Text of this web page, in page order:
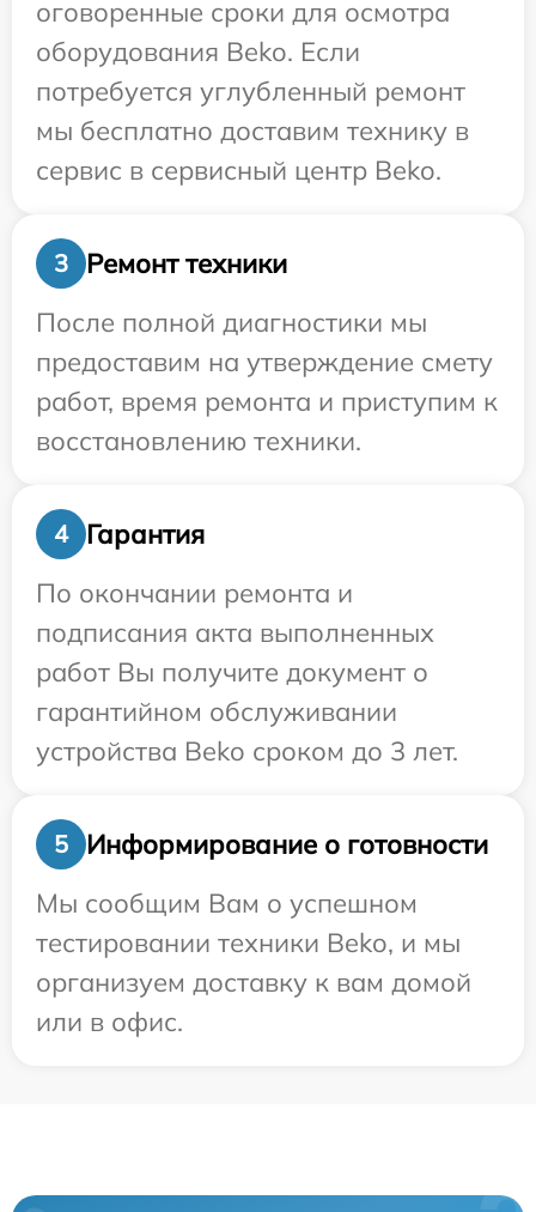
оговоренные сроки для осмотра
оборудования Beko. Если
потребуется углубленный ремонт
мы бесплатно доставим технику в
сервис в сервисный центр Beko.
3
Ремонт техники
После полной диагностики мы
предоставим на утверждение смету
работ, время ремонта и приступим к
восстановлению техники.
4
Гарантия
По окончании ремонта и
подписания акта выполненных
работ Вы получите документ о
гарантийном обслуживании
устройства Beko сроком до 3 лет.
5
Информирование о готовности
Мы сообщим Вам о успешном
тестировании техники Beko, и мы
организуем доставку к вам домой
или в офис.